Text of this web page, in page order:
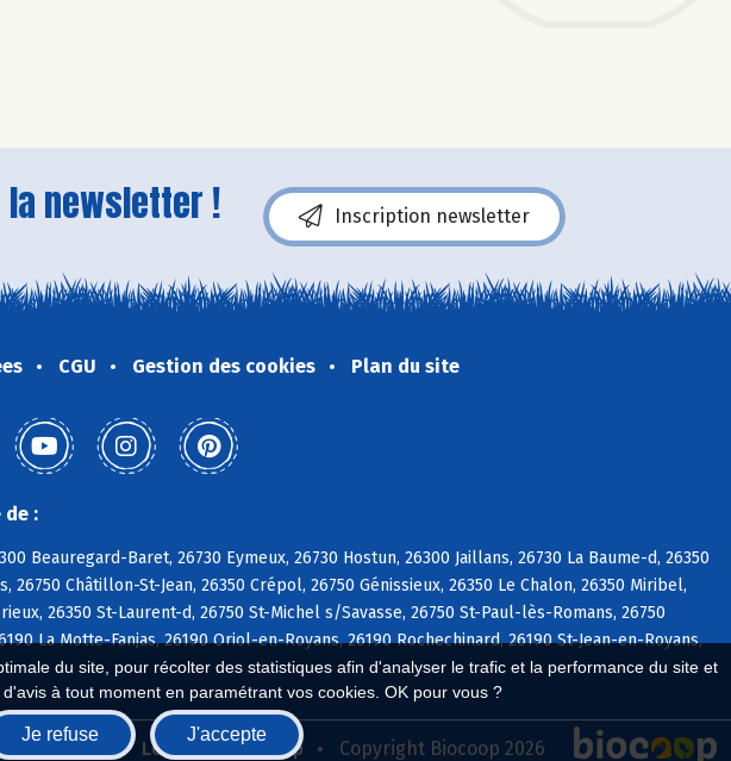
du site, pour récolter des statistiques afin d'analyser le trafic et la performance du site et
à tout moment en paramétrant vos cookies. OK pour vous ?
Je refuse J'accepte
newsletter ! Inscription newsletter
CGU Gestion des cookies Plan du site
:
Beauregard-Baret, 26730 Eymeux, 26730 Hostun, 26300 Jaillans, 26730 La Baume-d, 26350
Châtillon-St-Jean, 26350 Crépol, 26750 Génissieux, 26350 Le Chalon, 26350 Miribel,
26350 St-Laurent-d, 26750 St-Michel s/Savasse, 26750 St-Paul-lès-Romans, 26750
La Motte-Fanjas, 26190 Oriol-en-Royans, 26190 Rochechinard, 26190 St-Jean-en-Royans,
Biocoop.fr Le réseau Biocoop Copyright Biocoop 2026